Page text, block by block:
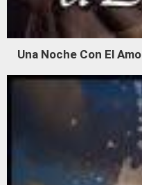
Una Noche Con El Amo